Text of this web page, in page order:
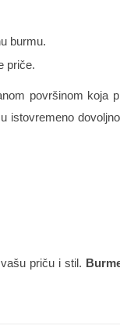
burmu.
priče.
površinom koja
priču i stil.